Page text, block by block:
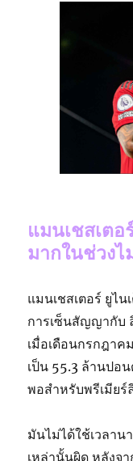
แมนเชสเตอ
มากในช่วง
แมนเชสเตอร์ ยูไ
การเซ็นสัญญากับ
เมื่อเดือนกรกฎา
เป็น 55.3 ล้านปอ
พอสําหรับพรีเมียร์
มันไม่ได้ใช้เวลาน
เหล่านั้นผิด หลังจ